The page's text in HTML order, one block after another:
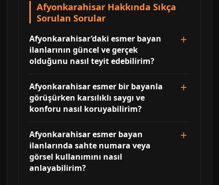
Afyonkarahisar Hakkında Sıkça
Sorulan Sorular
Afyonkarahisar’daki esmer bayan
ilanlarının güncel ve gerçek
olduğunu nasıl teyit edebilirim?
Afyonkarahisar esmer bir bayanla
görüşürken karsılıklı saygı ve
konforu nasıl koruyabilirim?
Afyonkarahisar esmer bayan
ilanlarında sahte numara veya
görsel kullanımını nasıl
anlayabilirim?